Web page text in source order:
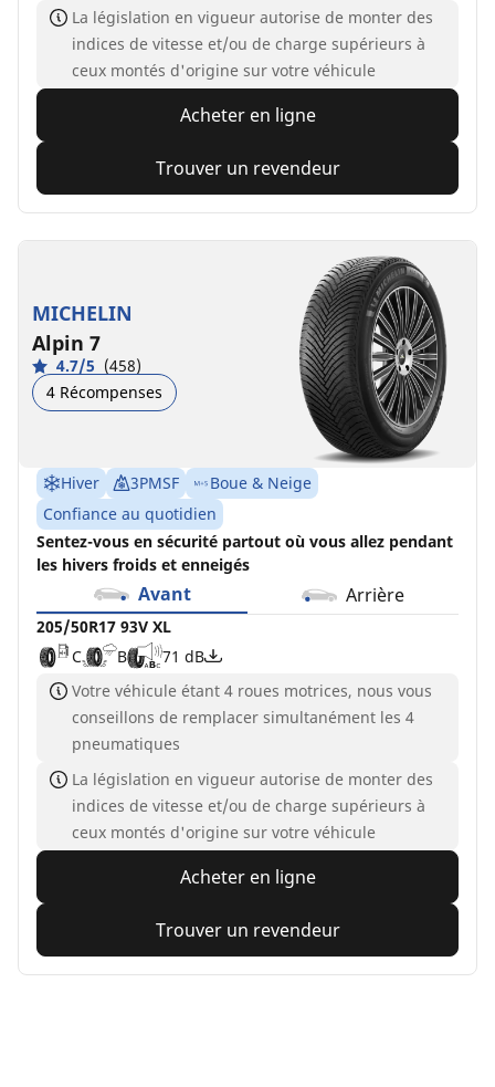
La législation en vigueur autorise de monter des
indices de vitesse et/ou de charge supérieurs à
ceux montés d'origine sur votre véhicule
Acheter en ligne
Trouver un revendeur
MICHELIN
Alpin 7
4.7/5 (458)
4 Récompenses
Hiver 3PMSF
Boue & Neige
Confiance au quotidien
Sentez-vous en sécurité partout où vous allez pendant
les hivers froids et enneigés
Avant Arrière
205/50R17 93V XL
C
B 71 dB
Votre véhicule étant 4 roues motrices, nous vous
conseillons de remplacer simultanément les 4
pneumatiques
La législation en vigueur autorise de monter des
indices de vitesse et/ou de charge supérieurs à
ceux montés d'origine sur votre véhicule
Acheter en ligne
Trouver un revendeur